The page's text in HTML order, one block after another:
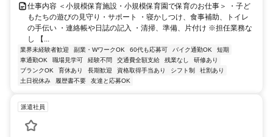
仕事内容 ＜小規模保育施設・小規模保育園で保育のお仕事＞ ・子ど
もたちの遊びの見守り・サポート ・寝かしつけ、食事補助、トイレ
の手伝い ・連絡帳や日誌の記入 ・清掃、準備、片付け ※担任業務な
し 【...
業界未経験者歓迎 副業・WワークOK 60代も応募可 バイク通勤OK
短期
車通勤OK
職場見学可 経験不問 交通費全額支給 残業なし
研修あり
ブランクOK
育休あり 長期歓迎 資格取得手当あり シフト制
社割あり
土日祝休み
履歴書不要 友達と応募OK
派遣社員